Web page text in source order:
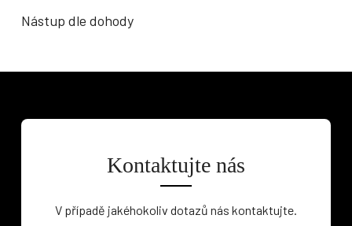
Nástup dle dohody
Kontaktujte nás
V případě jakéhokoliv dotazů nás kontaktujte.